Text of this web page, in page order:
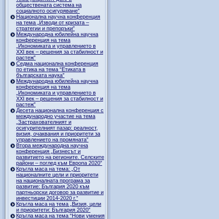
обществената система на
социалното осигуряване”
Национална научна конференция
на тема „Изводи от кризата –
стратегии и препоръки”
Международна юбилейна научна
конференция на тема
„Икономиката и управлението в
ХХI век – решения за стабилност и
растеж”
Седма национална конференция
по етика на тема “Етиката в
българската наука”
Международна юбилейна научна
конференция на тема
„Икономиката и управлението в
ХХI век – решения за стабилност и
растеж”
Десета национална конференция с
международно участие на тема
„Застрахователният и
осигурителният пазар: реалност,
визия, очаквания и приоритети за
управлението на промяната”
Втора международна научна
конференция „Бизнесът и
развитието на регионите. Селските
райони – поглед към Европа 2020”
Кръгла маса на тема: „От
националните цели и приоритети
на националната програма за
развитие: България 2020 към
партньорски договор за развитие и
инвестиции 2014-2020 г.”
Кръгла маса на тема „Визия, цели
и приоритети: България 2020”
Кръгла маса на тема “Нови умения